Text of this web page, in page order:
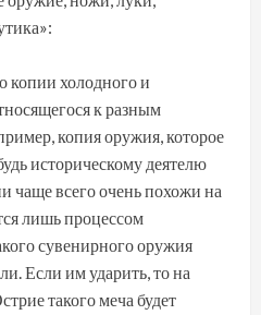
копии холодного и
к разным
копия оружия, которое
историческому деятелю
чаще всего очень похожи на
лишь процессом
сувенирного оружия
Если им ударить, то на
такого меча будет